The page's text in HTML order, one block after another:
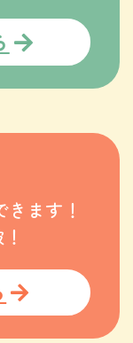
ます！